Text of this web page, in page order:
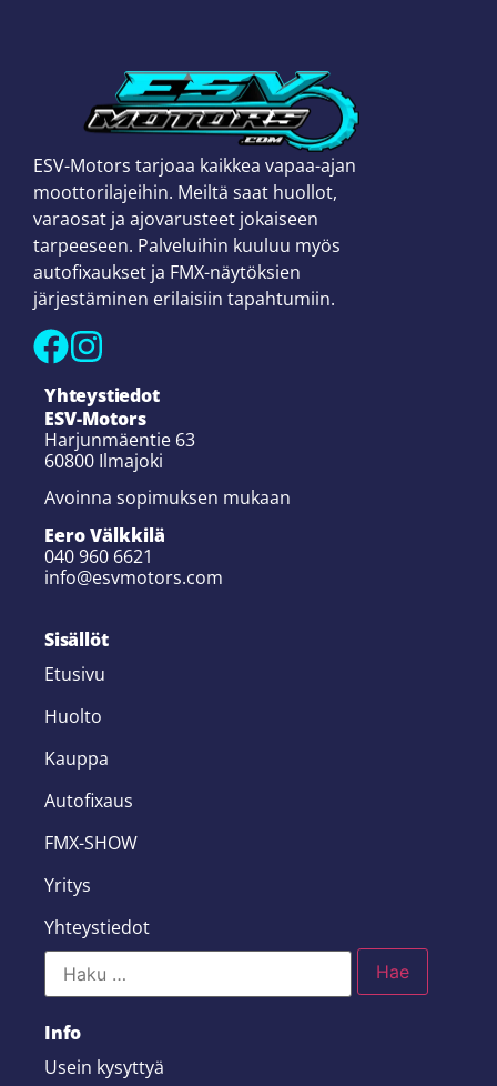
ESV-Motors tarjoaa kaikkea vapaa-ajan
moottorilajeihin. Meiltä saat huollot,
varaosat ja ajovarusteet jokaiseen
tarpeeseen. Palveluihin kuuluu myös
autofixaukset ja FMX-näytöksien
järjestäminen erilaisiin tapahtumiin.
Yhteystiedot
ESV-Motors
Harjunmäentie 63
60800 Ilmajoki
Avoinna sopimuksen mukaan
Eero Välkkilä
040 960 6621
info@esvmotors.com
Sisällöt
Etusivu
Huolto
Kauppa
Autofixaus
FMX-SHOW
Yritys
Yhteystiedot
Info
Usein kysyttyä